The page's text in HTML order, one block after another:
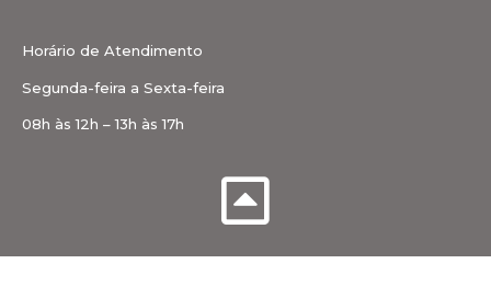
Horário de Atendimento
Segunda-feira a Sexta-feira
08h às 12h – 13h às 17h